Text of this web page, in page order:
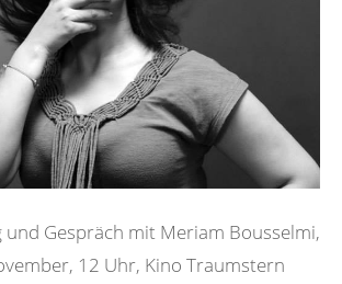
Gespräch mit Meriam Bousselmi,
12 Uhr, Kino Traumstern